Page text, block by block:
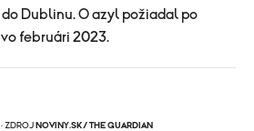
Dublinu. O azyl požiadal po
februári 2023.
· ZDROJ NOVINY.SK/ THE GUARDIAN